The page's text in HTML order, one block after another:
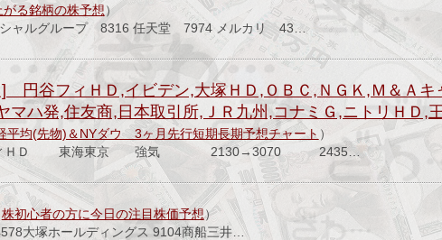
がる銘柄の株予想）
ャルグループ 8316 任天堂 7974 メルカリ 43…
円谷フィＨＤ,イビデン,大塚ＨＤ,ＯＢＣ,ＮＧＫ,Ｍ＆Ａキ
マハ発,住友商,日本取引所,ＪＲ九州,コナミＧ,ニトリＨＤ,
平均(先物)＆NYダウ 3ヶ月先行短期長期予想チャート ）
谷フィＨＤ 東海東京 強気 2130→3070 2435…
株初心者の方に今日の注目株価予想）
大塚ホールディングス 9104商船三井…